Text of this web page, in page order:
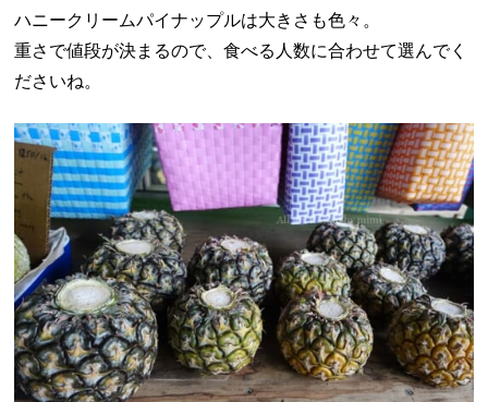
ハニークリームパイナップルは大きさも色々。
重さで値段が決まるので、食べる人数に合わせて選んでく
ださいね。